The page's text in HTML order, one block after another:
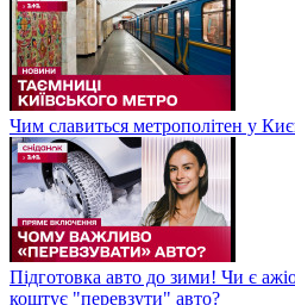
Чим славиться метрополітен у
Підготовка авто до зими! Чи є
коштує "перевзути" авто?